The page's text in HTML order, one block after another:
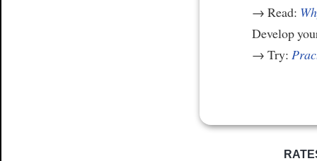
→ Read:
Develop
→ Try: